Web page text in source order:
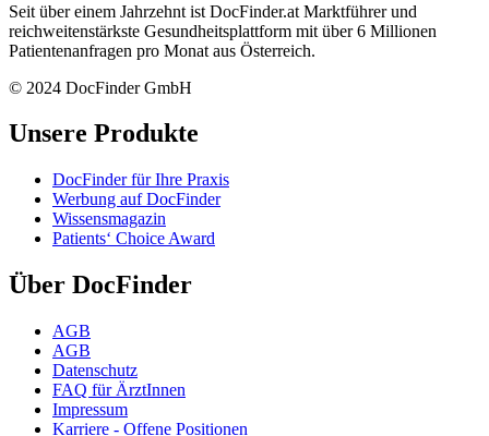
Seit über einem Jahrzehnt ist DocFinder.at Marktführer und
reichweitenstärkste Gesundheitsplattform mit über 6 Millionen
Patientenanfragen pro Monat aus Österreich.
© 2024 DocFinder GmbH
Unsere Produkte
DocFinder für Ihre Praxis
Werbung auf DocFinder
Wissensmagazin
Patients‘ Choice Award
Über DocFinder
AGB
AGB
Datenschutz
FAQ für ÄrztInnen
Impressum
Karriere - Offene Positionen